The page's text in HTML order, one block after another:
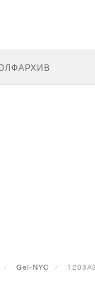
АРХИВ
Gel-NYC